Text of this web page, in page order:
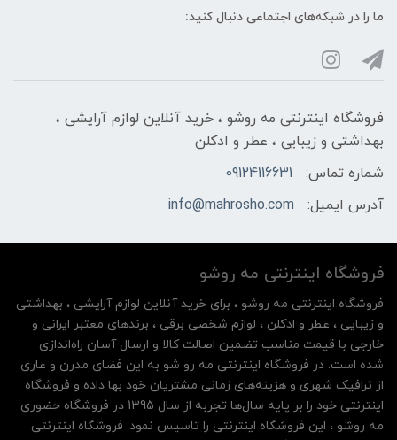
ما را در شبکه‌های اجتماعی دنبال کنید:
فروشگاه اینترنتی مه‌ رو‌شو ، خرید آنلاین لوازم آرایشی ،
بهداشتی و زیبایی ، عطر و ادکلن
شماره تماس:
09124116631
آدرس ایمیل:
info@mahrosho.com
فروشگاه اینترنتی مه‌ رو‌شو
فروشگاه اینترنتی مه‌ رو‌شو ، برای خرید آنلاین لوازم آرایشی ، بهداشتی
و زیبایی ، عطر و ادکلن ، لوازم شخصی برقی ، برندهای معتبر ایرانی و
خارجی با قیمت مناسب تضمین اصالت کالا و ارسال آسان راه‌اندازی
شده است. در فروشگاه اینترنتی مه رو شو به این فضای مدرن و عاری
از ترافیک شهری و هزینه‌های زمانی مشتریان خود بها داده و فروشگاه
اینترنتی خود را بر پایه سال‌ها تجربه از سال 1395 در فروشگاه حضوری
مه روشو ، این فروشگاه اینترنتی را تاسیس نمود. فروشگاه اینترنتی